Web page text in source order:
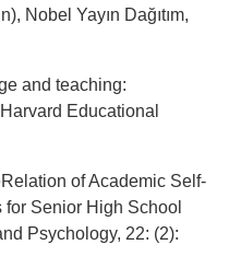
Nobel Yayın Dağıtım,
and teaching:
Educational
of Academic Self-
Senior High School
Psychology, 22: (2):